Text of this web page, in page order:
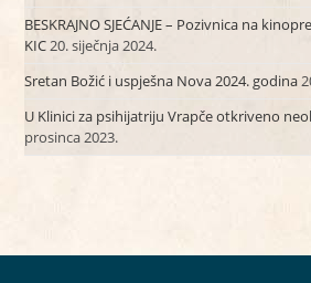
BESKRAJNO SJEĆANJE – Pozivnica na
KIC20. siječnja 2024.
Sretan Božić i uspješna Nova 2024. godina
U Klinici za psihijatriju Vrapče otkriveno
prosinca 2023.